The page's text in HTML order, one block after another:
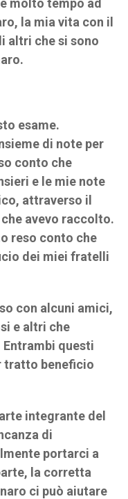
molto tempo ad
la mia vita con il
altri che si sono
esame.
di note per
conto che
e le mie note
attraverso il
avevo raccolto.
reso conto che
dei miei fratelli
con alcuni amici,
e altri che
Entrambi questi
tratto beneficio
integrante del
di
portarci a
la corretta
ci può aiutare